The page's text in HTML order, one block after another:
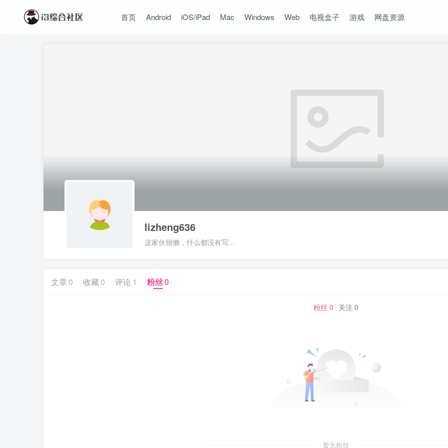
首页 Android iOS/iPad Mac Windows Web 电视盒子 游戏 网盘资源
lizheng636
这家伙很懒，什么都没有写...
文章0 收藏 0 评论 1 粉丝0
粉丝 0 关注 0
暂无粉丝